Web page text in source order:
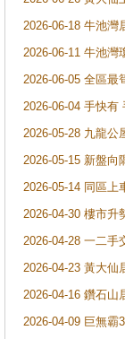
2026-06-18 牛池灣
2026-06-11 牛池灣
2026-06-05 全區最
2026-06-04 手快有
2026-05-28 九龍公
2026-05-15 新盤向
2026-05-14 同區上
2026-04-30 樓市升
2026-04-28 一二
2026-04-23 黃大仙
2026-04-16 鑽石山
2026-04-09 巨無霸